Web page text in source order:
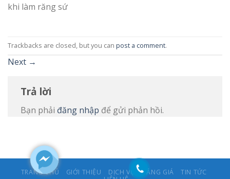
khi làm răng sứ
Trackbacks are closed, but you can post a comment.
Next →
Trả lời
Bạn phải đăng nhập để gửi phản hồi.
TRANG CHỦ GIỚI THIỆU DỊCH VỤ BẢNG GIÁ
TIN TỨC